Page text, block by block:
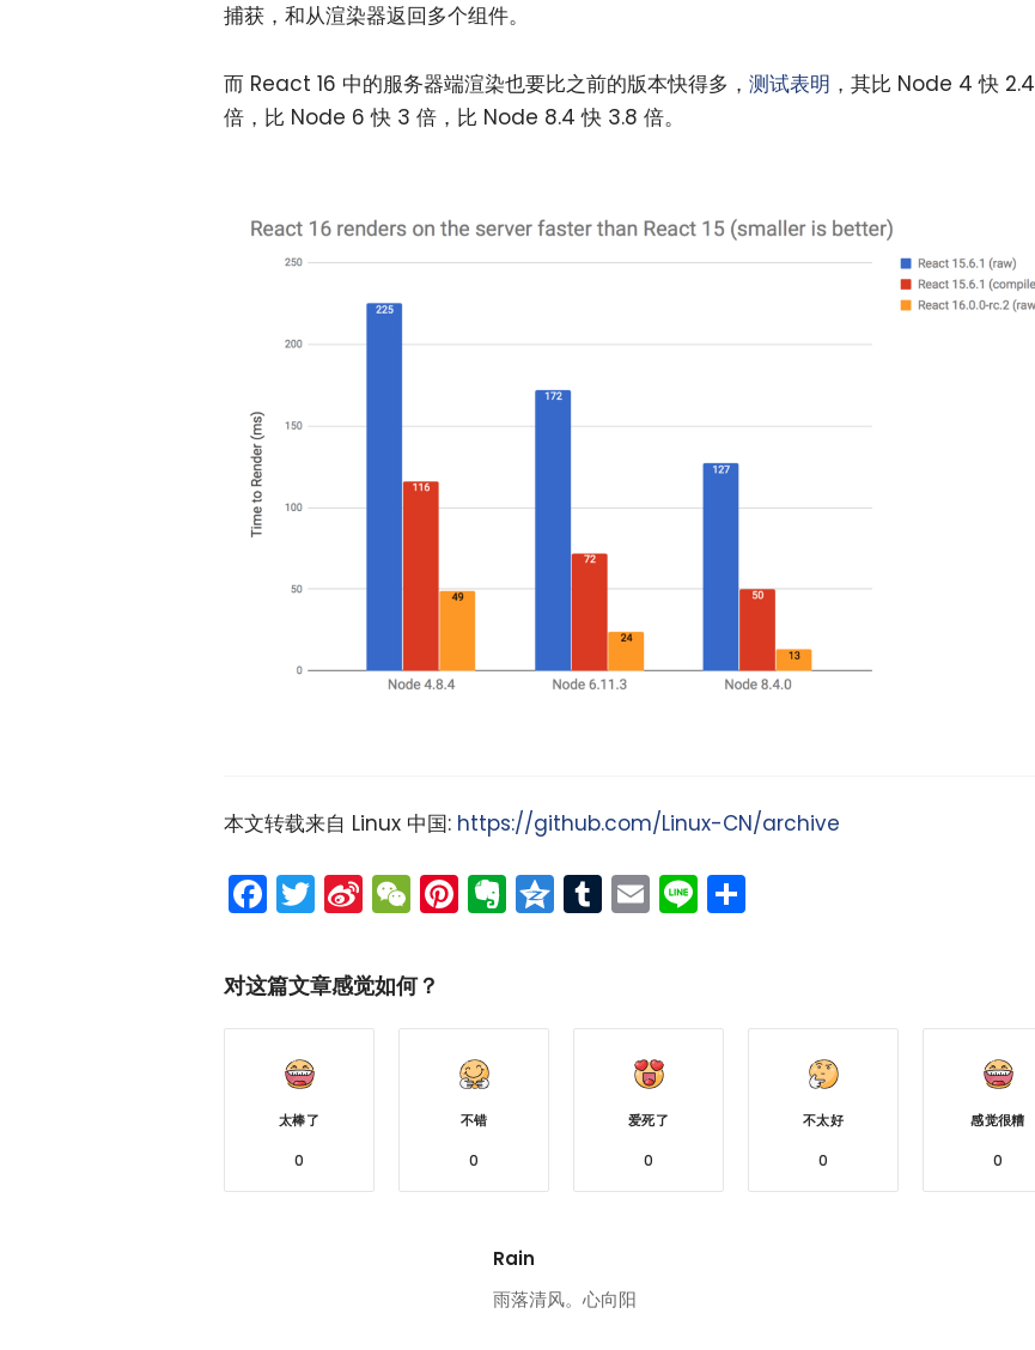
捕获，和从渲染器返回多个组件。
而 React 16 中的服务器端渲染也要比之前的版本快得多， 测试表明 ，其比 Node 4 快 2.4
倍，比 Node 6 快 3 倍，比 Node 8.4 快 3.8 倍。
本文转载来自 Linux 中国: https://github.com/Linux-CN/archive
Facebook
Twitter
Sina
Weibo
WeChat
Pinterest
Evernote
Qzone
Tumblr
Email
Line
对这篇文章感觉如何？
太棒了
0
不错
0
爱死了
0
不太好
0
感觉很糟
0
Rain
雨落清风。心向阳
过渡到 ISRG Root
升级，更名为 Seata